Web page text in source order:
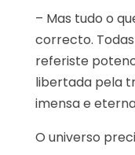
– Mas tudo o
correcto.
referiste
libertada pela
imensa e
O universo